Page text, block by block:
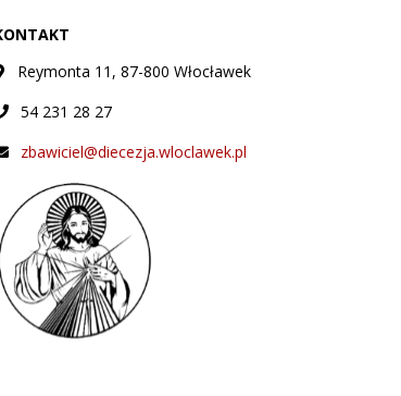
Reymonta 11, 87-800 Włocławek
54 231 28 27
zbawiciel@diecezja.wloclawek.pl